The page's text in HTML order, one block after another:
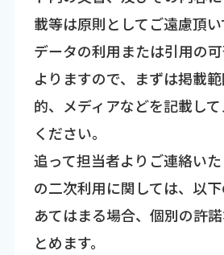
載等は原則としてご遠慮頂い
データの利用または引用の
よりますので、まずは掲載
的、メディアなどを記載し
ください。
追って担当者よりご連絡い
の二次利用に関しては、以
あてはまる場合、個別の許
とめます。